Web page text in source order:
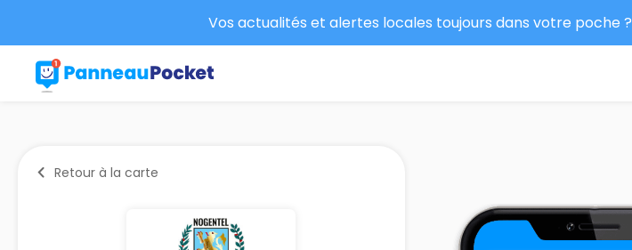
Vos actualités et alertes locales toujours dans votre poche ?
Retour à la carte